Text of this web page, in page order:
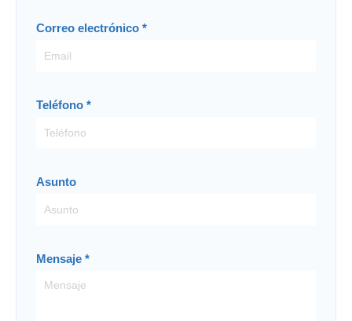
Correo electrónico *
Teléfono *
Asunto
Mensaje *